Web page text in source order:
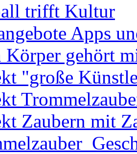
trifft Kultur
Apps
Körper gehört
"große
Zaubern mit